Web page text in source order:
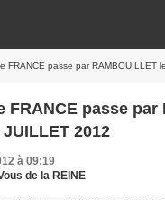
FRANCE passe par RAMBOUILLET
FRANCE passe par
JUILLET 2012
à 09:19
de la REINE